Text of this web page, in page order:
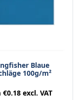
Blaue
100g/m²
€0.18 excl. VAT